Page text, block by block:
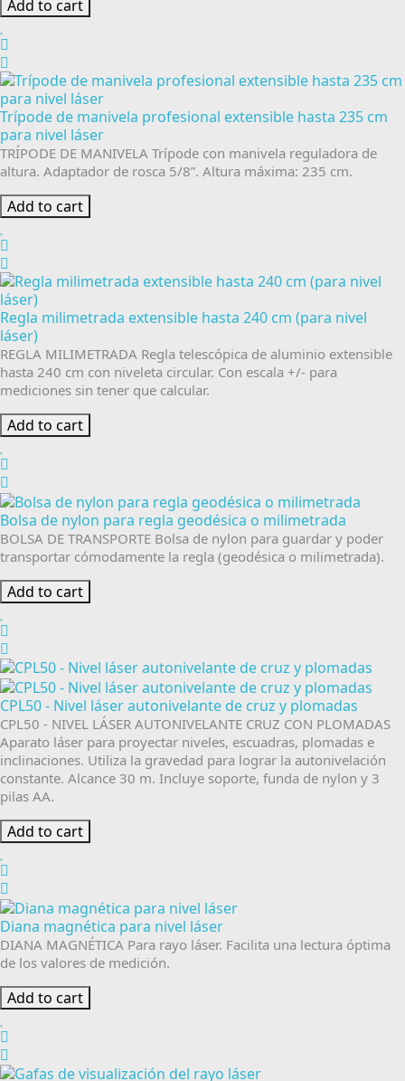
Add to cart
Trípode de manivela profesional extensible hasta 235 cm
para nivel láser
TRÍPODE DE MANIVELA Trípode con manivela reguladora de
altura. Adaptador de rosca 5/8”. Altura máxima: 235 cm.
Add to cart
Regla milimetrada extensible hasta 240 cm (para nivel
láser)
REGLA MILIMETRADA Regla telescópica de aluminio extensible
hasta 240 cm con niveleta circular. Con escala +/- para
mediciones sin tener que calcular.
Add to cart
Bolsa de nylon para regla geodésica o milimetrada
BOLSA DE TRANSPORTE Bolsa de nylon para guardar y poder
transportar cómodamente la regla (geodésica o milimetrada).
Add to cart
CPL50 - Nivel láser autonivelante de cruz y plomadas
CPL50 - NIVEL LÁSER AUTONIVELANTE CRUZ CON PLOMADAS
Aparato láser para proyectar niveles, escuadras, plomadas e
inclinaciones. Utiliza la gravedad para lograr la autonivelación
constante. Alcance 30 m. Incluye soporte, funda de nylon y 3
pilas AA.
Add to cart
Diana magnética para nivel láser
DIANA MAGNÉTICA Para rayo láser. Facilita una lectura óptima
de los valores de medición.
Add to cart